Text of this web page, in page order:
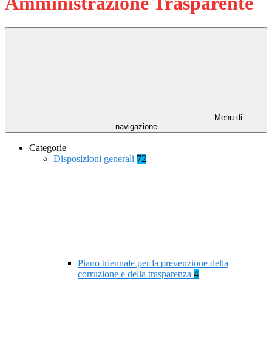
Menu di
navigazione
Categorie
Disposizioni generali 72
Piano triennale per la prevenzione della
corruzione e della trasparenza 4